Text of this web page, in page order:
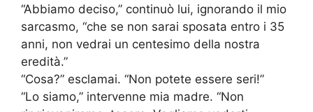
“Abbiamo deciso,” continuò lui, ignorando il mio
sarcasmo, “che se non sarai sposata entro i 35
anni, non vedrai un centesimo della nostra
eredità.”
“Cosa?” esclamai. “Non potete essere seri!”
“Lo siamo,” intervenne mia madre. “Non